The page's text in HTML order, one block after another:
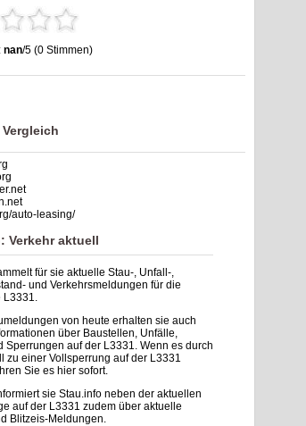
nan/5 (0 Stimmen)
Unfälle, Sperrung & Baustellen | Staumelder
auto-leasing/
Verkehr aktuell
für sie aktuelle Stau-, Unfall-,
und Verkehrsmeldungen für die
L3331.
von heute erhalten sie auch
über Baustellen, Unfälle,
Sperrungen auf der L3331. Wenn es durch
zu einer Vollsperrung auf der L3331
Sie es hier sofort.
sie Stau.info neben der aktuellen
auf der L3331 zudem über aktuelle
Blitzeis-Meldungen.